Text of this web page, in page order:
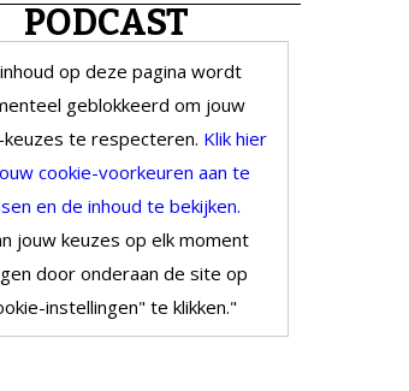
PODCAST
op deze pagina wordt
geblokkeerd om jouw
keuzes te respecteren. Klik hier
cookie-voorkeuren aan te
en de inhoud te bekijken.
jouw keuzes op elk moment
door onderaan de site op
instellingen" te klikken."